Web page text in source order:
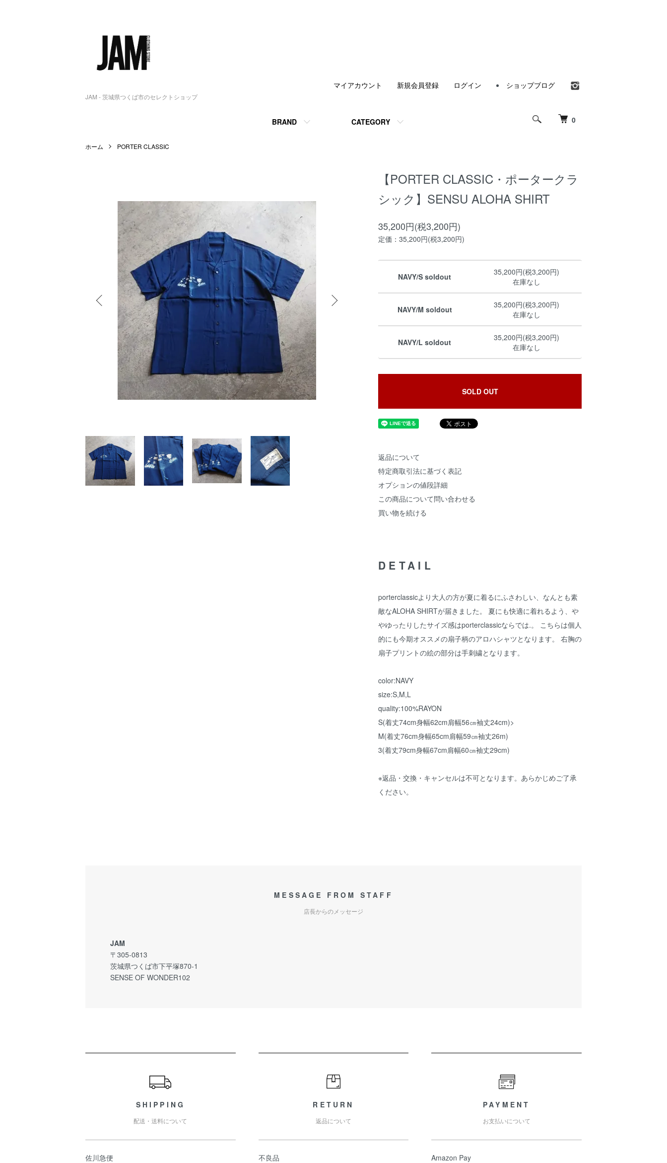
JAM - 茨城県つくば市のセレクトショップ
0
BRAND CATEGORY
マイアカウント 新規会員登録 ログイン ショップブログ
ホーム PORTER CLASSIC
【PORTER CLASSIC・ポータークラ
シック】SENSU ALOHA SHIRT
35,200円(税3,200円)
定価：35,200円(税3,200円)
NAVY/S soldout
35,200円(税3,200円)
在庫なし
NAVY/M soldout
35,200円(税3,200円)
在庫なし
NAVY/L soldout
35,200円(税3,200円)
在庫なし
SOLD OUT
返品について
特定商取引法に基づく表記
オプションの値段詳細
この商品について問い合わせる
買い物を続ける
DETAIL
porterclassicより大人の方が夏に着るにふさわしい、なんとも素
敵なALOHA SHIRTが届きました。 夏にも快適に着れるよう、や
やゆったりしたサイズ感はporterclassicならでは.。 こちらは個人
的にも今期オススメの扇子柄のアロハシャツとなります。 右胸の
扇子プリントの絵の部分は手刺繍となります。
color:NAVY
size:S,M,L
quality:100%RAYON
S(着丈74cm身幅62cm肩幅56㎝袖丈24cm)>
M(着丈76cm身幅65cm肩幅59㎝袖丈26m)
3(着丈79cm身幅67cm肩幅60㎝袖丈29cm)
※返品・交換・キャンセルは不可となります。あらかじめご了承
ください。
MESSAGE FROM STAFF
店長からのメッセージ
JAM
〒305-0813
茨城県つくば市下平塚870-1
SENSE OF WONDER102
SHIPPING
配送・送料について
佐川急便
RETURN
返品について
不良品
PAYMENT
お支払いについて
Amazon Pay